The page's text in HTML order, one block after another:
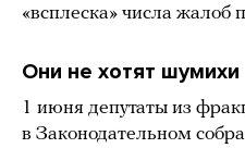
«всплеска» числа жалоб
Они не хотят шумихи
1 июня депутаты из
в Законодательном